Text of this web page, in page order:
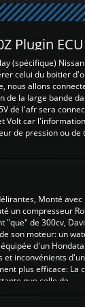
Plugin ECU
(spécifique)
celui du boitier
nous allons
de la large bande
de l'afr sera
Volt car
de pression ou
Monté
un compresseur
"que" de 300cv,
son moteur: un
d'un
et inconvénients
plus efficace: La
que celle de ...